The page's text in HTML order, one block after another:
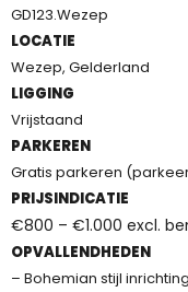
GD123.Wezep
LOCATIE
Wezep, Gelderland
LIGGING
Vrijstaand
PARKEREN
Gratis parkeren
PRIJSINDICATIE
€800 – €1.000 excl.
OPVALLENDHEDEN
– Bohemian stijl inrichting